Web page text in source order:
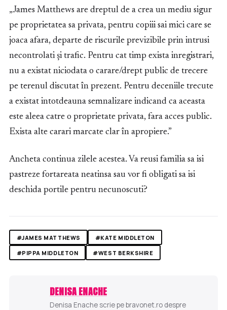
„James Matthews are dreptul de a crea un mediu sigur
pe proprietatea sa privata, pentru copiii sai mici care se
joaca afara, departe de riscurile previzibile prin intrusi
necontrolati și trafic. Pentru cat timp exista inregistrari,
nu a existat niciodata o carare/drept public de trecere
pe terenul discutat în prezent. Pentru deceniile trecute
a existat intotdeauna semnalizare indicand ca aceasta
este aleea catre o proprietate privata, fara acces public.
Exista alte carari marcate clar în apropiere.”
Ancheta continua zilele acestea. Va reusi familia sa isi
pastreze fortareata neatinsa sau vor fi obligati sa isi
deschida portile pentru necunoscuti?
#JAMES MATTHEWS
#KATE MIDDLETON
#PIPPA MIDDLETON
#WEST BERKSHIRE
DENISA ENACHE
Denisa Enache scrie pe bravonet.ro despre